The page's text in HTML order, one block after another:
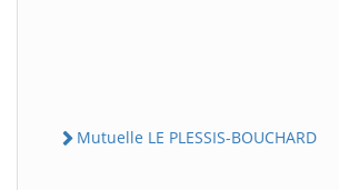
Mutuelle LE PLESSIS-BOUCHARD